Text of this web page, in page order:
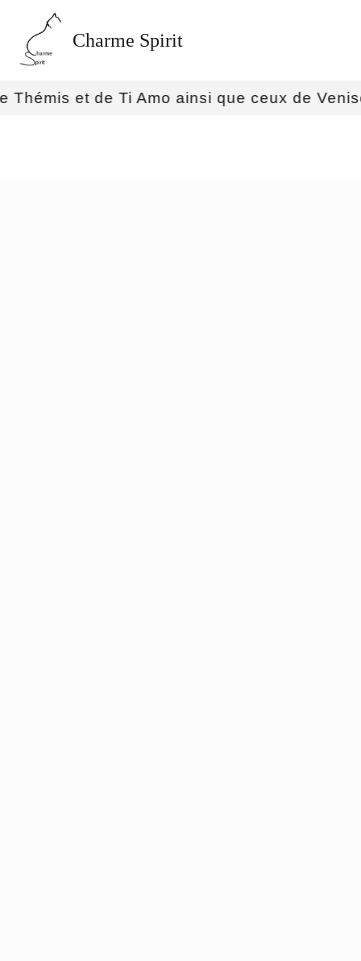
Charme Spirit
et de Ti Amo ainsi que ceux de Venise